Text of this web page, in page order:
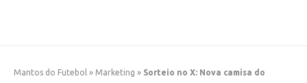
Mantos do Futebol » Marketing » Sorteio no X: Nova camisa do